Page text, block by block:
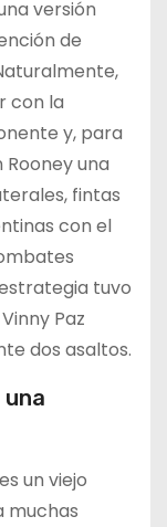
versión
de
con la
y, para
una
fintas
con el
tuvo
Paz
dos asaltos.
un viejo
muchas